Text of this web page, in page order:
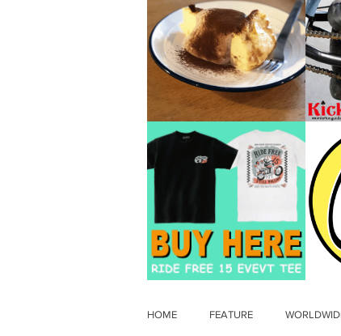
HOME FEATURE